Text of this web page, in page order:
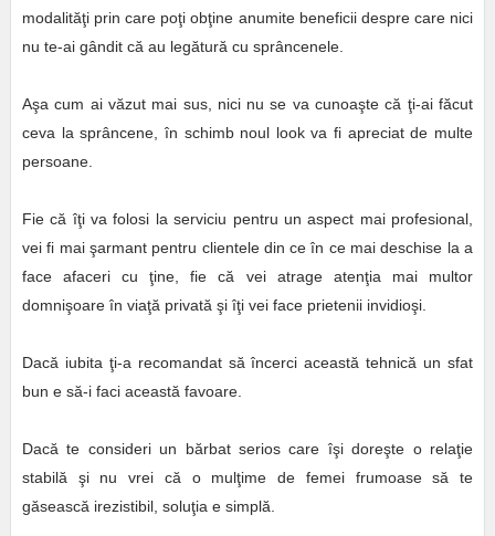
modalităţi prin care poţi obţine anumite beneficii despre care nici
nu te-ai gândit că au legătură cu sprâncenele.
Aşa cum ai văzut mai sus, nici nu se va cunoaşte că ţi-ai făcut
ceva la sprâncene, în schimb noul look va fi apreciat de multe
persoane.
Fie că îţi va folosi la serviciu pentru un aspect mai profesional,
vei fi mai şarmant pentru clientele din ce în ce mai deschise la a
face afaceri cu ţine, fie că vei atrage atenţia mai multor
domnişoare în viaţă privată şi îţi vei face prietenii invidioşi.
Dacă iubita ţi-a recomandat să încerci această tehnică un sfat
bun e să-i faci această favoare.
Dacă te consideri un bărbat serios care îşi doreşte o relaţie
stabilă şi nu vrei că o mulţime de femei frumoase să te
găsească irezistibil, soluţia e simplă.